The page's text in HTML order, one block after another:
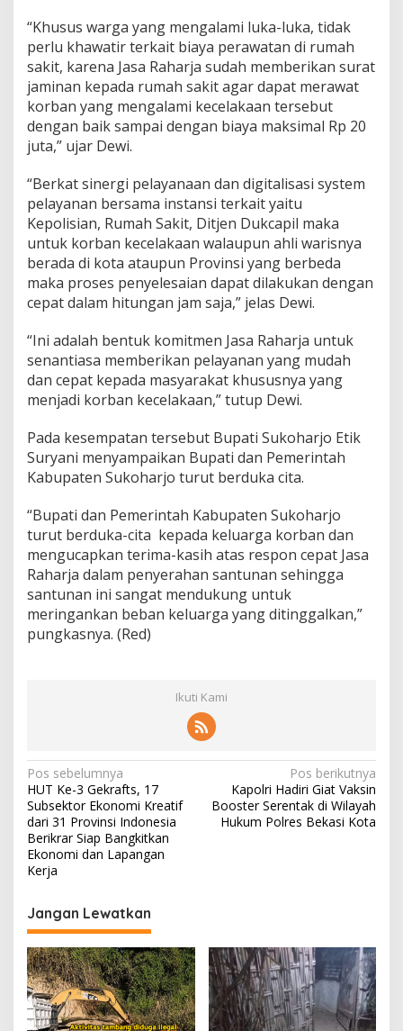
“Khusus warga yang mengalami luka-luka, tidak
perlu khawatir terkait biaya perawatan di rumah
sakit, karena Jasa Raharja sudah memberikan surat
jaminan kepada rumah sakit agar dapat merawat
korban yang mengalami kecelakaan tersebut
dengan baik sampai dengan biaya maksimal Rp 20
juta,” ujar Dewi.
“Berkat sinergi pelayanaan dan digitalisasi system
pelayanan bersama instansi terkait yaitu
Kepolisian, Rumah Sakit, Ditjen Dukcapil maka
untuk korban kecelakaan walaupun ahli warisnya
berada di kota ataupun Provinsi yang berbeda
maka proses penyelesaian dapat dilakukan dengan
cepat dalam hitungan jam saja,” jelas Dewi.
“Ini adalah bentuk komitmen Jasa Raharja untuk
senantiasa memberikan pelayanan yang mudah
dan cepat kepada masyarakat khususnya yang
menjadi korban kecelakaan,” tutup Dewi.
Pada kesempatan tersebut Bupati Sukoharjo Etik
Suryani menyampaikan Bupati dan Pemerintah
Kabupaten Sukoharjo turut berduka cita.
“Bupati dan Pemerintah Kabupaten Sukoharjo
turut berduka-cita kepada keluarga korban dan
mengucapkan terima-kasih atas respon cepat Jasa
Raharja dalam penyerahan santunan sehingga
santunan ini sangat mendukung untuk
meringankan beban keluarga yang ditinggalkan,”
pungkasnya. (Red)
Ikuti Kami
N
a
v
i
g
a
s
i
p
o
Pos sebelumnya
HUT Ke-3 Gekrafts, 17
Subsektor Ekonomi Kreatif
dari 31 Provinsi Indonesia
Berikrar Siap Bangkitkan
Ekonomi dan Lapangan
Kerja
Pos berikutnya
Kapolri Hadiri Giat Vaksin
Booster Serentak di Wilayah
Hukum Polres Bekasi Kota
Jangan Lewatkan